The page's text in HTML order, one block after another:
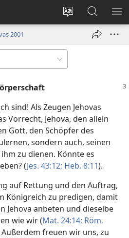
Websitesprache
ändern
Anmelden
(öffnet
Suche
2001
sind! Als Zeugen Jehovas
Vorrecht, Jehova, den allein
Gott, den Schöpfer des
sondern auch, seinen
zu dienen. Könnte es
(Jes. 43:12; Heb. 8:11).
auf Rettung und den Auftrag,
Königreich zu predigen, damit
Jehova anbeten und dieselbe
wie wir (Mat. 24:14; Röm.
Außerdem freuen wir uns, zu